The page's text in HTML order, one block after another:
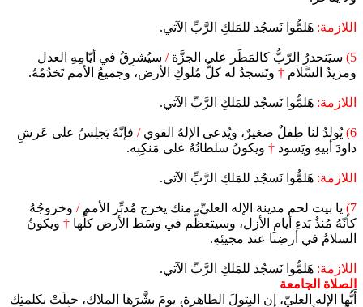
اللازمة: هَلمُّوا نَسجُد للمَلكِ الرَّبِّ الآتي.
5) سيَنحدرُ الرّبُّ كالمَطَر على الجزَّة/ سيُشرِقُ في أيّامِهِ العدل
ومزيدُ السَّلام † وتَسجدُ له كلُّ مُلوكِ الأرض، وجميعُ الأمم تَخدُمُهُ.
اللازمة: هَلمُّوا نَسجُد للمَلكِ الرَّبِّ الآتي.
6) يُولدُ لنا طِفلٌ صغيرٌ، ويُدعى الإلهُ القوي/ فإنّهُ يَجلِسُ على عَرشِ
داودَ أبيهِ ويَسود † ويكونُ سلطانُهُ على مَنكِبِه.
اللازمة: هَلمُّوا نَسجُد للمَلكِ الرَّبِّ الآتي.
7) يا بيت لحم مدينة الإله العليِّ، منك يخرج مُدبِّر الأمم/ وخروجُهُ
كأنّهُ مُنذُ بَدءِ أيامِ الأزل، وسيتعظَّم في وسَط الأرض كلِّها † ويكونُ
السلامُ في أرضِنا عند مجيئِهِ.
اللازمة: هَلمُّوا نَسجُد للمَلكِ الرَّبِّ الآتي.
الصلاة الجامعة
أَيُّها الإله العليّ، إِن البتولَ الطاهرة، يومَ بشَّرَها الملاك، حبِلَتْ بكلمتِك